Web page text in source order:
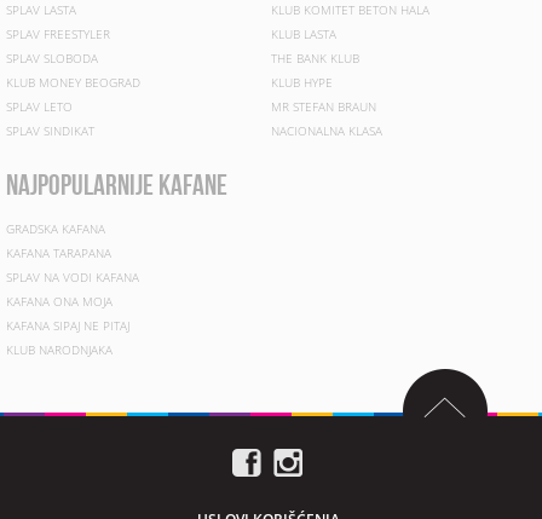
SPLAV LASTA
SPLAV FREESTYLER
SPLAV SLOBODA
KLUB MONEY BEOGRAD
SPLAV LETO
SPLAV SINDIKAT
KLUB KOMITET BETON HALA
KLUB LASTA
THE BANK KLUB
KLUB HYPE
MR STEFAN BRAUN
NACIONALNA KLASA
najpopularnije kafane
GRADSKA KAFANA
KAFANA TARAPANA
SPLAV NA VODI KAFANA
KAFANA ONA MOJA
KAFANA SIPAJ NE PITAJ
KLUB NARODNJAKA